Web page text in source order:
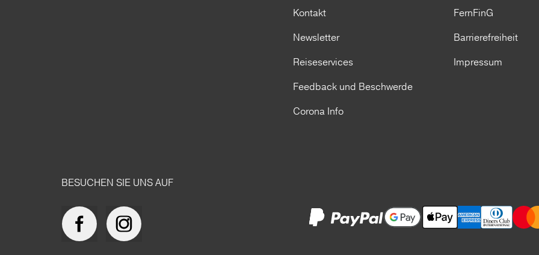
Kontakt
Newsletter
Reiseservices
Feedback und Beschwerde
Corona Info
FernFinG
Barrierefreiheit
Impressum
BESUCHEN SIE UNS AUF